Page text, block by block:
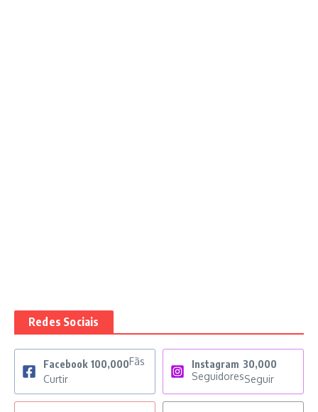
Redes Sociais
Facebook 100,000Fãs
Curtir
Instagram 30,000
SeguidoresSeguir